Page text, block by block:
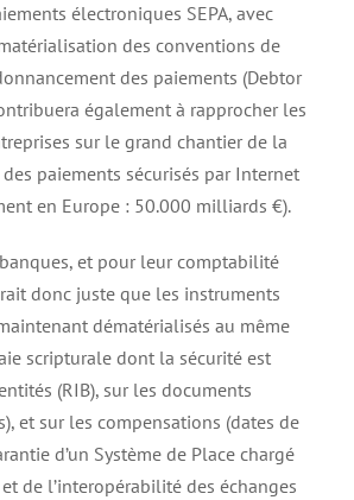
électroniques SEPA, avec
des conventions de
des paiements (Debtor
également à rapprocher les
sur le grand chantier de la
paiements sécurisés par Internet
en Europe : 50.000 milliards €).
et pour leur comptabilité
donc juste que les instruments
dématérialisés au même
scripturale dont la sécurité est
(RIB), sur les documents
et sur les compensations (dates de
d’un Système de Place chargé
de l’interopérabilité des échanges